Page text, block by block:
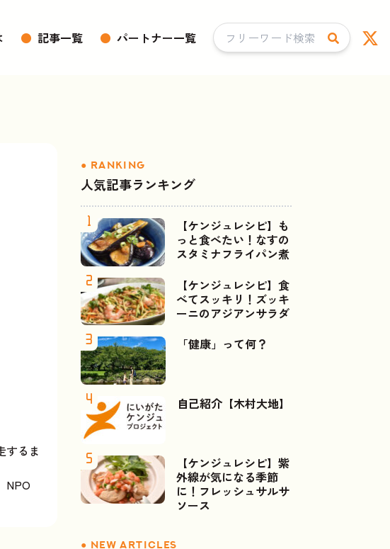
● 記事一覧 ● パートナー一覧
するま
NPO
人気記事ランキング
【ケンジュレシピ】も
っと食べたい！なすの
スタミナフライパン煮
【ケンジュレシピ】食
べてスッキリ！ズッキ
ーニのアジアンサラダ
「健康」って何？
自己紹介【木村大地】
【ケンジュレシピ】紫
外線が気になる季節
に！フレッシュサルサ
ソース